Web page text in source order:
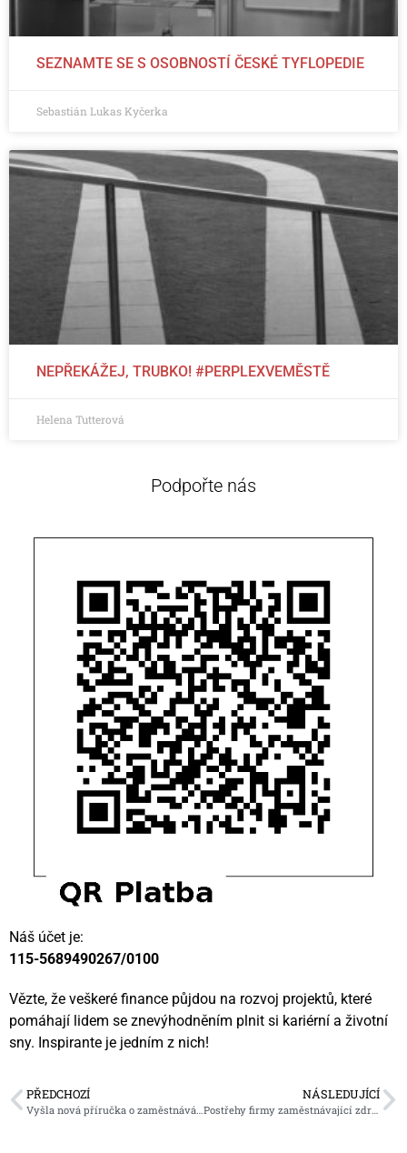
SEZNAMTE SE S OSOBNOSTÍ ČESKÉ TYFLOPEDIE
Sebastián Lukas Kyčerka
NEPŘEKÁŽEJ, TRUBKO! #PERPLEXVEMĚSTĚ
Helena Tutterová
Podpořte nás
Náš účet je:
115-5689490267/0100
Vězte, že veškeré finance půjdou na rozvoj projektů, které
pomáhají lidem se znevýhodněním plnit si kariérní a životní
sny. Inspirante je jedním z nich!
PŘEDCHOZÍ NÁSLEDUJÍCÍ
Postřehy firmy zaměstnávající zdravotně postižené